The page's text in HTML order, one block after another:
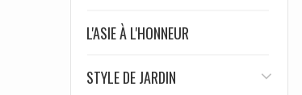
L'ASIE À L'HONNEUR
STYLE DE JARDIN